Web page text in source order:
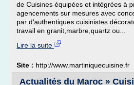
de Cuisines équipées et intégrées à
agencements sur mesures avec
par d'authentiques cuisinistes
travail en granit,marbre,quartz ou...
Lire la suite
Site : http://www.martiniquecuisine.fr
Actualités du Maroc »